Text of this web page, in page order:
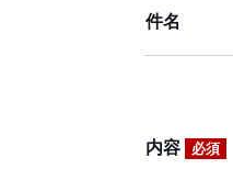
件名
内容 必須